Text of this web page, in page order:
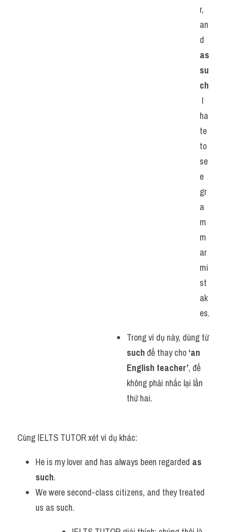
r,
an
d
as
su
ch
I
ha
te
to
se
e
gr
a
m
m
ar
mi
st
ak
es.
Trong ví dụ này, dùng từ
such để thay cho ‘an
English teacher’, để
không phải nhắc lại lần
thứ hai.
Cùng IELTS TUTOR xét ví dụ khác:
He is my lover and has always been regarded as
such.
We were second-class citizens, and they treated
us as such.